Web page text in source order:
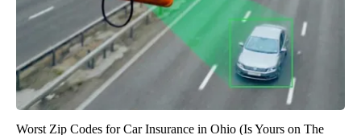
Worst Zip Codes for Car Insurance in Ohio (Is Yours on The